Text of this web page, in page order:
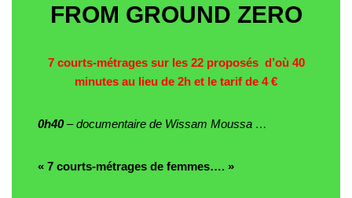
FROM GROUND ZERO
7 courts-métrages sur les 22 proposés d’où 40
minutes au lieu de 2h et le tarif de 4 €
0h40– documentaire de Wissam Moussa …
« 7 courts-métrages de femmes…. »